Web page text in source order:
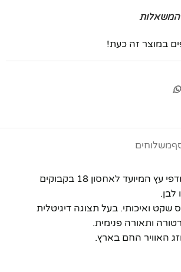
המשאלות
במוצר זה כעת!
משלוחים
מקרר יין עם מדפי עץ המיועד לאחסון 18 בקבוקים
לבן.
שקט ואיכותי. בעל תצוגה דיגיטלית
ותאורה פנימית.
האוויר החם בארץ.